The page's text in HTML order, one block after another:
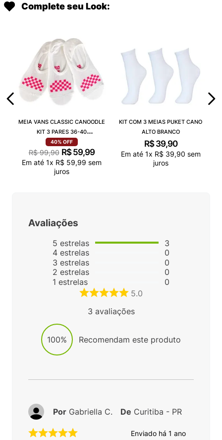
Complete seu Look:
MEIA VANS CLASSIC CANOODLE
KIT 3 PARES 36-40
VN000QCAJU4
40% OFF
R$ 99,90 R$ 59,99
Em até 1x R$ 59,99 sem
juros
KIT COM 3 MEIAS PUKET CANO
ALTO BRANCO
R$ 39,90
Em até 1x R$ 39,90 sem
juros
Avaliações
5 estrelas
4 estrelas
3 estrelas
2 estrelas
1 estrelas
3
0
0
0
0
5.0
3 avaliações
100% Recomendam este produto
Enviado há 1 ano
Por Gabriella C. De Curitiba - PR